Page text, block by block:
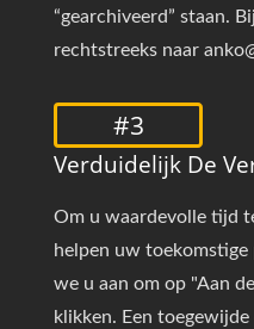
“gearchiveerd” staan.
rechtstreeks naar
#3
Verduidelijk De
Om u waardevolle tijd
helpen uw
we u aan om op "Aan
klikken. Een